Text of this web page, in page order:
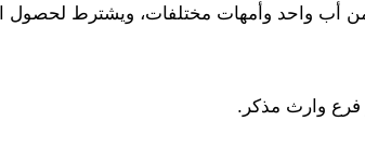
من أب واحد وأمهات مختلفات، ويشترط لحصول
فرع وارث مذكر.